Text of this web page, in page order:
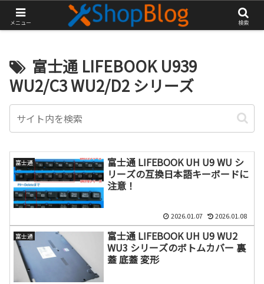
再生部品工房 ダイナショップ ブログ
富士通 LIFEBOOK U939
WU2/C3 WU2/D2 シリーズ
富士通
富士通 LIFEBOOK UH U9 WU シ
リーズの互換日本語キーボードに
注意！
2026.01.07 2026.01.08
富士通
富士通 LIFEBOOK UH U9 WU2
WU3 シリーズのボトムカバー 裏
蓋 底蓋 変形
メニュー 検索